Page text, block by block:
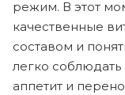
режим. В этот
качественные
составом и
легко соблюдать
аппетит и